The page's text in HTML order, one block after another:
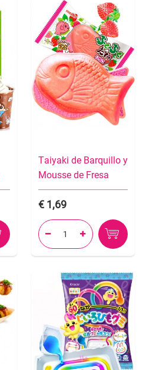
Taiyaki de Barquillo y
Mousse de Fresa
1,69
 